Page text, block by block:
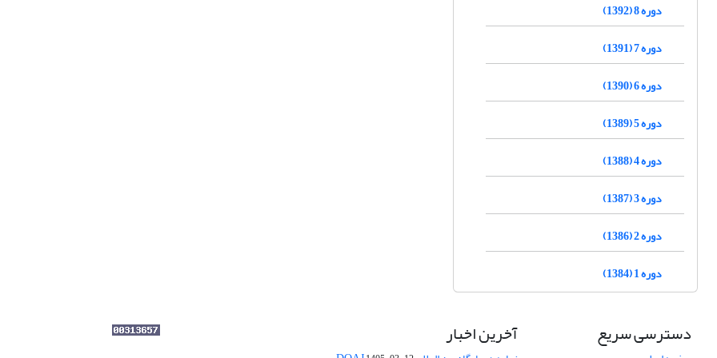
دوره 8 (1392)
دوره 7 (1391)
دوره 6 (1390)
دوره 5 (1389)
دوره 4 (1388)
دوره 3 (1387)
دوره 2 (1386)
دوره 1 (1384)
دسترسی سریع آخرین اخبار